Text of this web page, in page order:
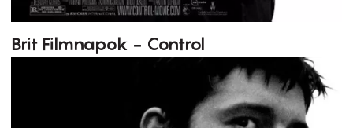
Brit Filmnapok - Control